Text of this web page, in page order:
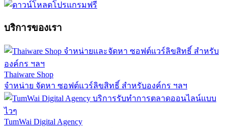
บริการของเรา
Thaiware Shop
จำหน่าย จัดหา ซอฟต์แวร์ลิขสิทธิ์ สำหรับองค์กร ฯลฯ
TumWai Digital Agency